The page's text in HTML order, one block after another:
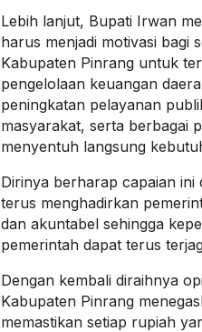
Lebih lanjut, Bupati Irwan
harus menjadi motivasi bagi
Kabupaten Pinrang untuk
pengelolaan keuangan
peningkatan pelayanan
masyarakat, serta berbagai
menyentuh langsung
Dirinya berharap capaian
terus menghadirkan
dan akuntabel sehingga
pemerintah dapat terus
Dengan kembali diraihnya
Kabupaten Pinrang
memastikan setiap rupiah